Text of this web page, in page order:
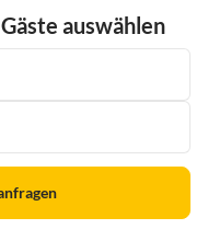
auswählen